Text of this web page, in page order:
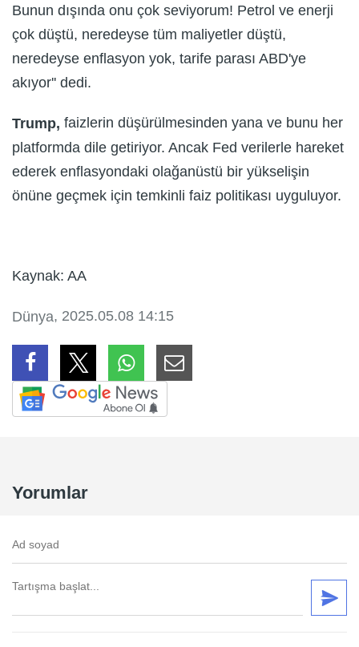
Bunun dışında onu çok seviyorum! Petrol ve enerji
çok düştü, neredeyse tüm maliyetler düştü,
neredeyse enflasyon yok, tarife parası ABD'ye
akıyor'' dedi.
Trump, faizlerin düşürülmesinden yana ve bunu her
platformda dile getiriyor. Ancak Fed verilerle hareket
ederek enflasyondaki olağanüstü bir yükselişin
önüne geçmek için temkinli faiz politikası uyguluyor.
Kaynak: AA
Dünya, 2025.05.08 14:15
Yorumlar